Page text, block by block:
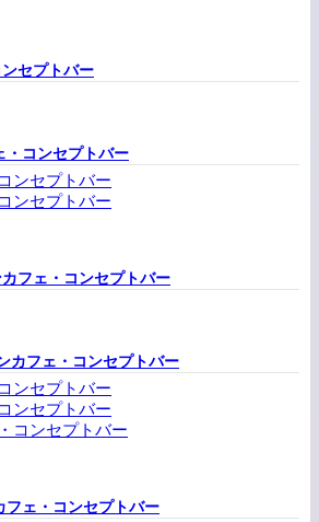
セプトバー
・コンセプトバー
ンセプトバー
ンセプトバー
フェ・コンセプトバー
カフェ・コンセプトバー
ンセプトバー
ンセプトバー
コンセプトバー
フェ・コンセプトバー